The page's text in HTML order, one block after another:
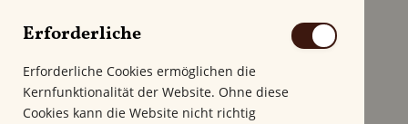
Erforderliche
Erforderliche Cookies ermöglichen die
Kernfunktionalität der Website. Ohne diese
Cookies kann die Website nicht richtig